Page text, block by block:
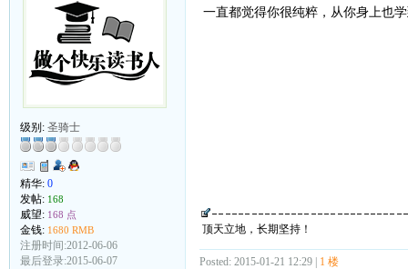
级别: 圣骑士
精华: 0
发帖: 168
威望: 168 点
金钱: 1680 RMB
注册时间:2012-06-06
最后登录:2015-06-07
一直都觉得你很纯粹，从你身上也
顶天立地，长期坚持！
Posted: 2015-01-21 12:29 | 1 楼